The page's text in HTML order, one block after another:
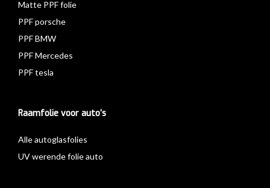
Matte PPF folie
PPF porsche
PPF BMW
PPF Mercedes
PPF tesla
Raamfolie voor auto’s
Alle autoglasfolies
UV werende folie auto